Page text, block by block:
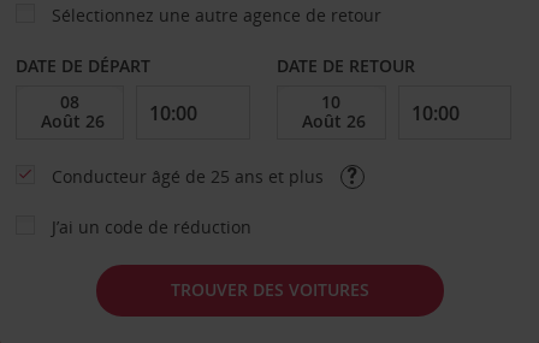
Sélectionnez une autre agence de retour
DATE DE DÉPART DATE DE RETOUR
Conducteur âgé de 25 ans et plus
J’ai un code de réduction
TROUVER DES VOITURES